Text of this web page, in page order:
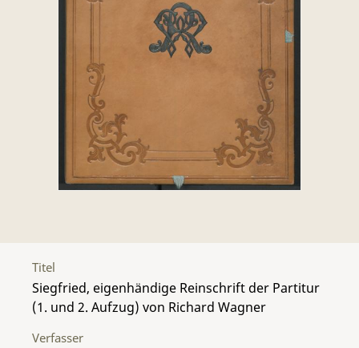
Titel
Siegfried, eigenhändige Reinschrift der Partitur
(1. und 2. Aufzug) von Richard Wagner
Verfasser